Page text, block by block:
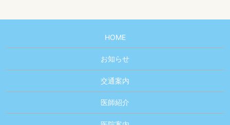
HOME
お知らせ
交通案内
医師紹介